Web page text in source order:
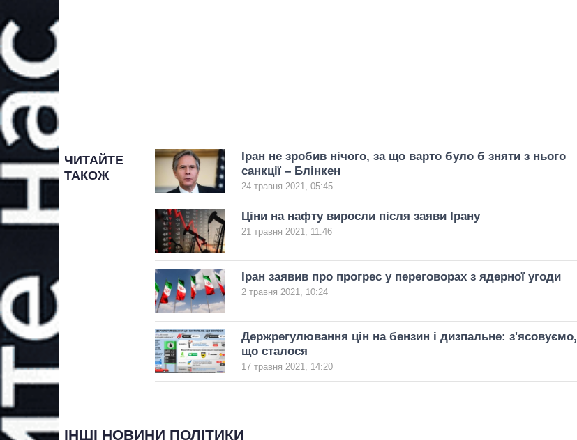
ЧИТАЙТЕ
ТАКОЖ
Іран не зробив нічого, за що варто було б зняти з нього
санкції – Блінкен
24 травня 2021, 05:45
Ціни на нафту виросли після заяви Ірану
21 травня 2021, 11:46
Іран заявив про прогрес у переговорах з ядерної угоди
2 травня 2021, 10:24
Держрегулювання цін на бензин і дизпальне: з'ясовуємо,
що сталося
17 травня 2021, 14:20
ІНШІ НОВИНИ ПОЛІТИКИ